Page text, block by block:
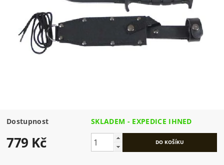
Dostupnost SKLADEM - EXPEDICE IHNED
779 Kč